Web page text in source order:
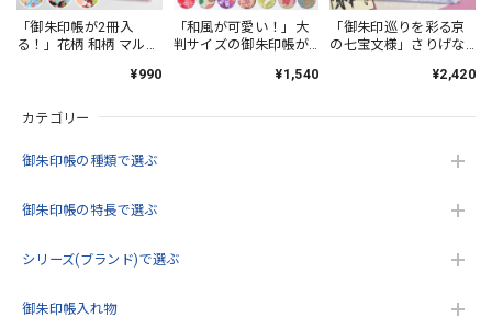
カテゴリー
御朱印帳の種類で選ぶ
御朱印帳の特長で選ぶ
シリーズ(ブランド)で選ぶ
御朱印帳入れ物
初めて注文しました。 早速 届きました。 ありがとうござ
います。 日本伝統 西陣金襴の御朱印帳✨ 黒地に金銀糸の 龍
虎デザイン豪華で美しい✨ 緑地の御朱印帳が欲しかったので
すが 残念。黒地も最高😀
います。 緑が品切れで申し訳ございません。 ま
す。
「御朱印帳が2冊入
る！」花柄 和柄 マルチ
¥990
「和風が可愛い！」大
判サイズの御朱印帳が2
¥1,540
「御朱印巡りを彩る京
の七宝文様」さりげな
¥2,420